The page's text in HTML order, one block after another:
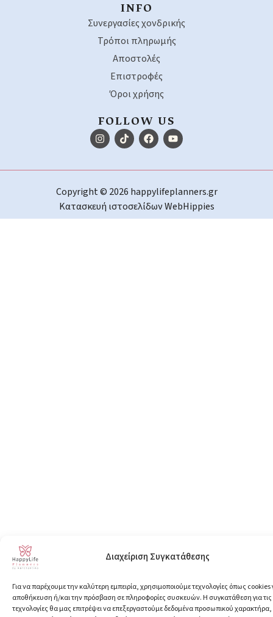
Διαχείριση Συγκατάθεσης
Για να παρέχουμε την καλύτερη εμπειρία, χρησιμοποιούμε τεχνολογίες όπως cookies
αποθήκευση ή/και την πρόσβαση σε πληροφορίες συσκευών. Η συγκατάθεση για
τεχνολογίες θα μας επιτρέψει να επεξεργαστούμε δεδομένα προσωπικού
INFO
Συνεργασίες χονδρικής
Τρόποι πληρωμής
Αποστολές
Επιστροφές
Όροι χρήσης
FOLLOW US
Copyright © 2026 happylifeplanners.gr
Κατασκευή ιστοσελίδωνWebHippies